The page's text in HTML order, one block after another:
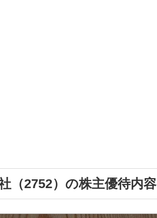
（2752）の株主優待内容